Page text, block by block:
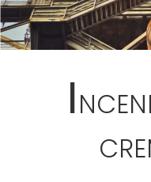
I